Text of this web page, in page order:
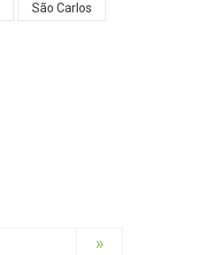
São Carlos
»